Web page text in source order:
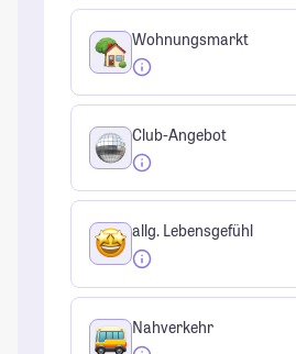
Wohnungsmarkt
Club-Angebot
allg. Lebensgefühl
Nahverkehr